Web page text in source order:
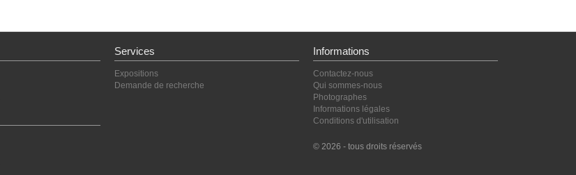
Services
Expositions
Demande de recherche
Informations
Contactez-nous
Qui sommes-nous
Photographes
Informations légales
Conditions d'utilisation
© 2026 - tous droits réservés